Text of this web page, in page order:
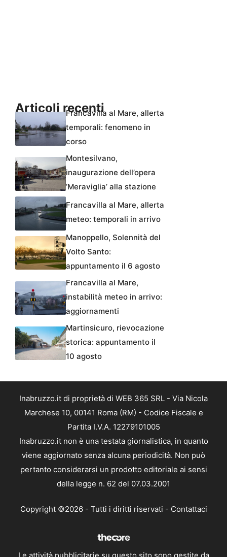
Articoli recentiFrancavilla al Mare, allerta
temporali: fenomeno in
corso
Montesilvano,
inaugurazione dell’opera
‘Meraviglia’ alla stazione
Francavilla al Mare, allerta
meteo: temporali in arrivo
Manoppello, Solennità del
Volto Santo:
appuntamento il 6 agosto
Francavilla al Mare,
instabilità meteo in arrivo:
aggiornamenti
Martinsicuro, rievocazione
storica: appuntamento il
10 agosto
Inabruzzo.it di proprietà di WEB 365 SRL - Via Nicola
Marchese 10, 00141 Roma (RM) - Codice Fiscale e
Partita I.V.A. 12279101005
Inabruzzo.it non è una testata giornalistica, in quanto
viene aggiornato senza alcuna periodicità. Non può
pertanto considerarsi un prodotto editoriale ai sensi
della legge n. 62 del 07.03.2001
Copyright ©2026 - Tutti i diritti riservati - Contattaci